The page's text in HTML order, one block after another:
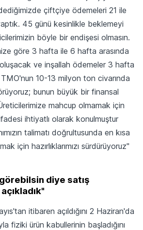
çiftçiye ödemeleri 21 ile
45 günü kesinlikle beklemeyi
böyle bir endişesi olmasın.
göre 3 hafta ile 6 hafta arasında
ve inşallah ödemeler 3 hafta
10-13 milyon ton civarında
bunun büyük bir finansal
mahcup olmamak için
ihtiyatlı olarak konulmuştur
talimatı doğrultusunda en kısa
için hazırlıklarımızı sürdürüyoruz"
diye satış
itibaren açıldığını 2 Haziran'da
fiziki ürün kabullerinin başladığını